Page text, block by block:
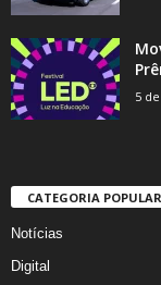
5
CATEGORIA POPULAR
Notícias
Digital